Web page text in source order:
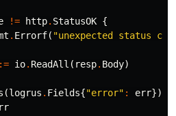
!= http. StatusOK {
. Errorf( "unexpected status
:= io. ReadAll ( resp. Body)
(logrus . Fields{"error" : err})